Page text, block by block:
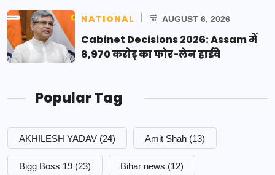
NATIONAL AUGUST 6, 2026
Cabinet Decisions 2026: Assam में
8,970 करोड़ का फोर-लेन हाईवे
Popular Tag
AKHILESH YADAV (24) Amit Shah (13)
Bigg Boss 19 (23) Bihar news (12)